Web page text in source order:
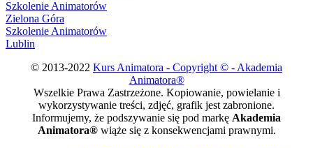
Szkolenie Animatorów
Zielona Góra
Szkolenie Animatorów
Lublin
© 2013-2022 Kurs Animatora - Copyright © - Akademia
Animatora®
Wszelkie Prawa Zastrzeżone. Kopiowanie, powielanie i
wykorzystywanie treści, zdjęć, grafik jest zabronione.
Informujemy, że podszywanie się pod markę Akademia
Animatora®wiąże się z konsekwencjami prawnymi.